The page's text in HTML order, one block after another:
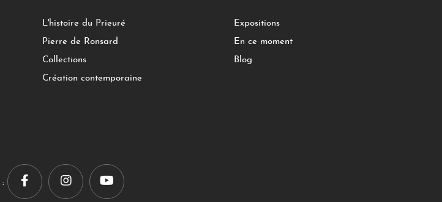
L'histoire du Prieuré
Pierre de Ronsard
Collections
Création contemporaine
Expositions
En ce moment
Blog
: